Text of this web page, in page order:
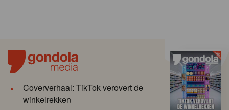
Coververhaal: TikTok verovert de
winkelrekken